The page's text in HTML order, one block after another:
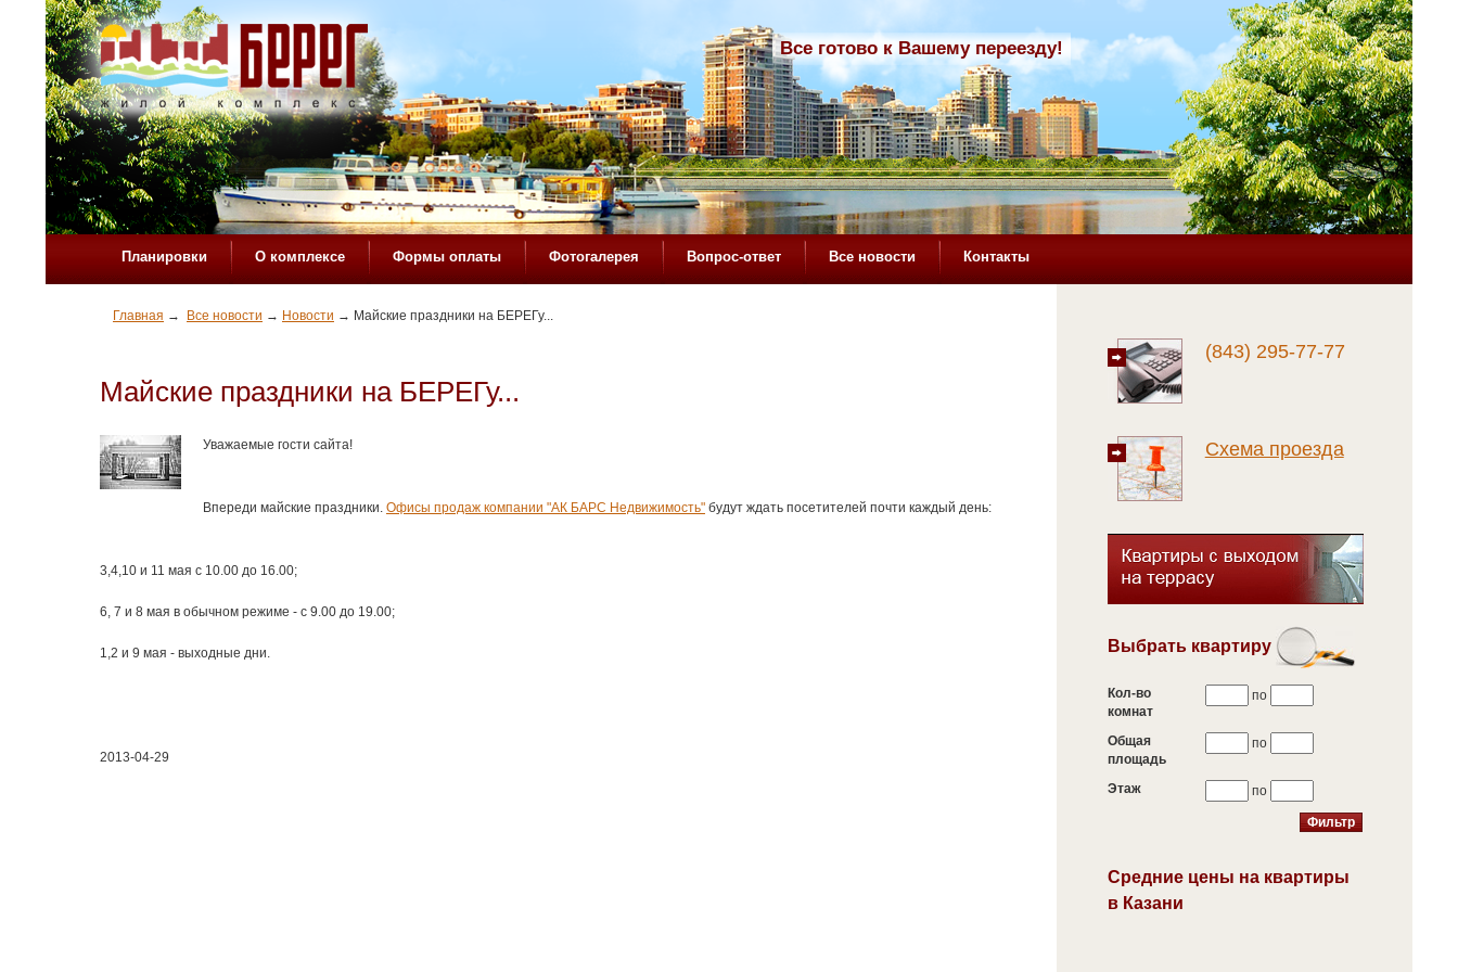
Все готово к Вашему переезду!
Планировки О комплексе Формы оплаты Фотогалерея Вопрос-ответ Все новости Контакты
Главная → Все новости → Новости → Майские праздники на БЕРЕГу...
Майские праздники на БЕРЕГу...
Уважаемые гости сайта!
Впереди майские праздники. Офисы продаж компании "АК БАРС Недвижимость" будут ждать посетителей почти каждый день:
3,4,10 и 11 мая с 10.00 до 16.00;
6, 7 и 8 мая в обычном режиме - с 9.00 до 19.00;
1,2 и 9 мая - выходные дни.
2013-04-29
(843) 295-77-77
Схема проезда
Выбрать квартиру
Кол-во
комнат
по
Общая
площадь
по
Этаж по
Средние цены на квартиры
в Казани